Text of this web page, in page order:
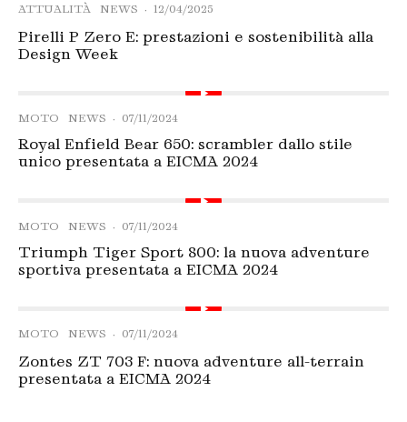
ATTUALITÀ NEWS · 12/04/2025
Pirelli P Zero E: prestazioni e sostenibilità alla
Design Week
MOTO NEWS · 07/11/2024
Royal Enfield Bear 650: scrambler dallo stile
unico presentata a EICMA 2024
MOTO NEWS · 07/11/2024
Triumph Tiger Sport 800: la nuova adventure
sportiva presentata a EICMA 2024
MOTO NEWS · 07/11/2024
Zontes ZT 703 F: nuova adventure all-terrain
presentata a EICMA 2024